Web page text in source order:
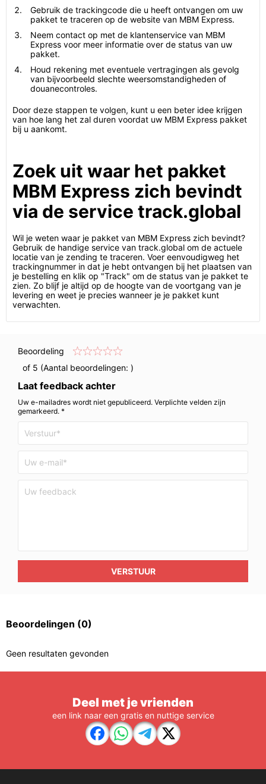
Gebruik de trackingcode die u heeft ontvangen om uw
pakket te traceren op de website van MBM Express.
Neem contact op met de klantenservice van MBM
Express voor meer informatie over de status van uw
pakket.
Houd rekening met eventuele vertragingen als gevolg
van bijvoorbeeld slechte weersomstandigheden of
douanecontroles.
Door deze stappen te volgen, kunt u een beter idee krijgen
van hoe lang het zal duren voordat uw MBM Express pakket
bij u aankomt.
Zoek uit waar het pakket
MBM Express zich bevindt
via de service track.global
Wil je weten waar je pakket van MBM Express zich bevindt?
Gebruik de handige service van track.global om de actuele
locatie van je zending te traceren. Voer eenvoudigweg het
trackingnummer in dat je hebt ontvangen bij het plaatsen van
je bestelling en klik op "Track" om de status van je pakket te
zien. Zo blijf je altijd op de hoogte van de voortgang van je
levering en weet je precies wanneer je je pakket kunt
verwachten.
Beoordeling
of 5 (Aantal beoordelingen: )
Laat feedback achter
Uw e-mailadres wordt niet gepubliceerd. Verplichte velden zijn
gemarkeerd. *
VERSTUUR
Beoordelingen (0)
Geen resultaten gevonden
Deel met je vrienden
een link naar een gratis en nuttige service